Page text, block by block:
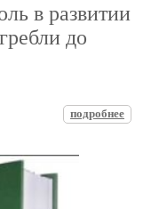
в развитии
до
подробнее